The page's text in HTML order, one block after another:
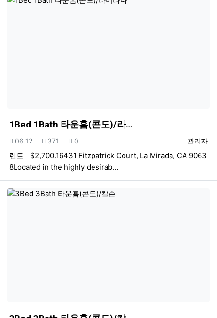
1Bed 1Bath 타운홈(콘도)/라…
등록자
관리자
등록일
06.12 조회
371 추천
0
렌트
$2,700.16431 Fitzpatrick Court, La Mirada, CA 9063
8Located in the highly desirab…